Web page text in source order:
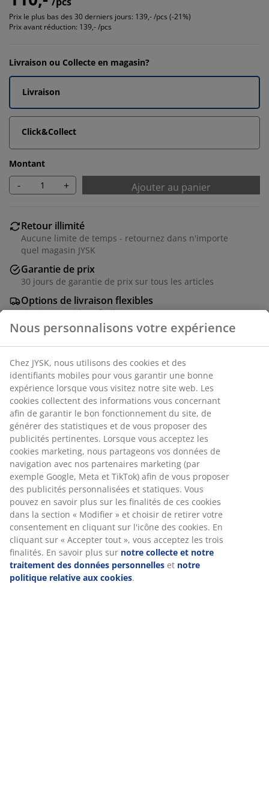
Prix le plus bas des 30 derniers jours: 139,- /pcs (-21%)
Prix avant réduction: 139,- /pcs
Livraison ou Collecte en magasin?
Livraison
Click&Collect
Montant
- + Ajouter au panier
Retour illimité
Aucune limite de temps - retournez dans n'importe
quel magasin JYSK
Garantie de prix
30 jours de garantie de prix sur tous les articles
Options de livraison flexibles
Livraison rapide et facile
qualité avec housse résistante. Empilable. l74 x H75 x
P75 cm
Numéro d’article: 3700287
Instructions de montage
Spécifications
Avis
(23)
Nous personnalisons votre expérience
Chez JYSK, nous utilisons des cookies et des identifiants
mobiles pour vous garantir une bonne expérience lorsque
vous visitez notre site web. Les cookies collectent des
informations vous concernant afin de garantir le bon
fonctionnement du site, de générer des statistiques et de
vous proposer des publicités pertinentes. Lorsque vous
acceptez les cookies marketing, nous partageons vos
données de navigation avec nos partenaires marketing
(par exemple Google, Meta et TikTok) afin de vous
proposer des publicités personnalisées et statiques. Vous
pouvez en savoir plus sur les finalités de ces cookies dans
la section « Modifier » et choisir de retirer votre
consentement en cliquant sur l'icône des cookies. En
cliquant sur « Accepter tout », vous acceptez les trois
finalités. En savoir plus sur